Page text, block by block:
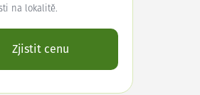
na lokalitě.
Zjistit cenu